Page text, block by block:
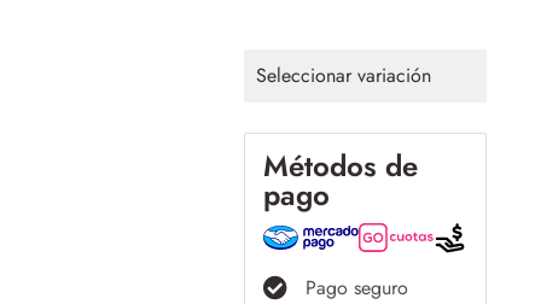
Seleccionar variación
Métodos de
pago
Pago seguro